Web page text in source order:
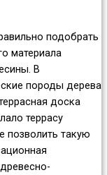
подобрать
материала
В
породы дерева
доска
террасу
позволить такую